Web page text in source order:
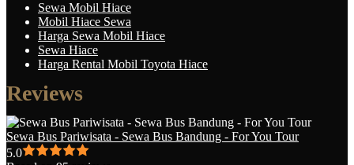
Sewa Mobil Hiace
Mobil Hiace Sewa
Harga Sewa Mobil Hiace
Sewa Hiace
Harga Rental Mobil Toyota Hiace
Reviews
Sewa Bus Pariwisata - Sewa Bus Bandung - For You Tour
5.0